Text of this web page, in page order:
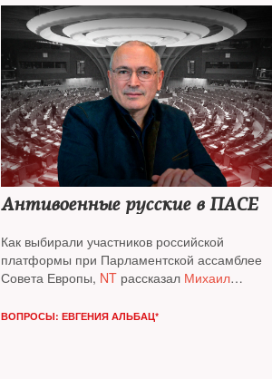
Антивоенные русские в ПАСЕ
Как выбирали участников российской
платформы при Парламентской ассамблее
Совета Европы, NTрассказал Михаил
политической эмиграции
ВОПРОСЫ: ЕВГЕНИЯ АЛЬБАЦ*